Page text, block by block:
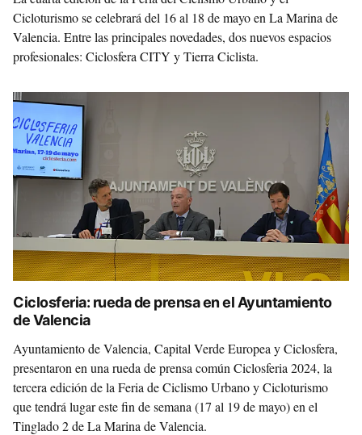
Cicloturismo se celebrará del 16 al 18 de mayo en La Marina de
Valencia. Entre las principales novedades, dos nuevos espacios
profesionales: Ciclosfera CITY y Tierra Ciclista.
Ciclosferia: rueda de prensa en el Ayuntamiento
de Valencia
Ayuntamiento de Valencia, Capital Verde Europea y Ciclosfera,
presentaron en una rueda de prensa común Ciclosferia 2024, la
tercera edición de la Feria de Ciclismo Urbano y Cicloturismo
que tendrá lugar este fin de semana (17 al 19 de mayo) en el
Tinglado 2 de La Marina de Valencia.